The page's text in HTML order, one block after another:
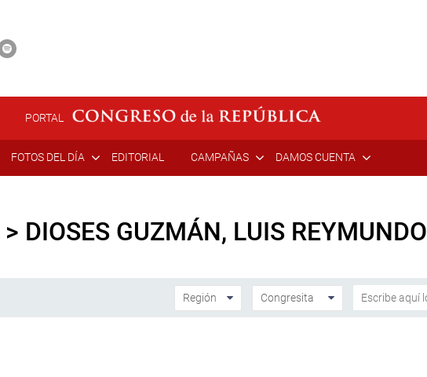
PORTAL
FOTOS DEL DÍA EDITORIAL CAMPAÑAS DAMOS CUENTA
DIOSES GUZMÁN, LUIS REYMUNDO